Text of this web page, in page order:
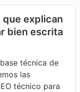
explican
bien escrita
técnica de
las
técnico para